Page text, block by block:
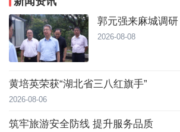
麻城城区开放6处清凉驿站
郭元强来麻城调研
2026-08-08
黄培英荣获“湖北省三八红旗手”
2026-08-06
筑牢旅游安全防线 提升服务品质